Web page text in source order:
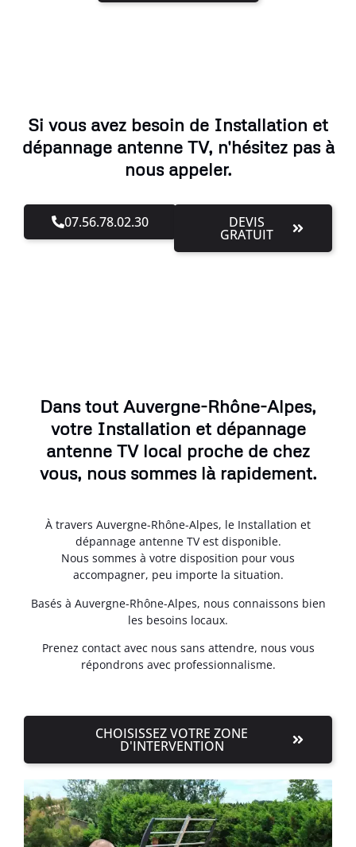
Si vous avez besoin de Installation et
dépannage antenne TV, n'hésitez pas à
nous appeler.
07.56.78.02.30 DEVIS
GRATUIT
Dans tout Auvergne-Rhône-Alpes,
votre Installation et dépannage
antenne TV local proche de chez
vous, nous sommes là rapidement.
À travers Auvergne-Rhône-Alpes, le Installation et
dépannage antenne TV est disponible.
Nous sommes à votre disposition pour vous
accompagner, peu importe la situation.
Basés à Auvergne-Rhône-Alpes, nous connaissons bien
les besoins locaux.
Prenez contact avec nous sans attendre, nous vous
répondrons avec professionnalisme.
CHOISISSEZ VOTRE ZONE
D'INTERVENTION